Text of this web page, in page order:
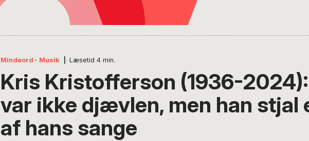
Mindeord · Musik Læsetid 4 min.
Kris Kristofferson (1936-
var ikke djævlen, men han stjal
af hans sange